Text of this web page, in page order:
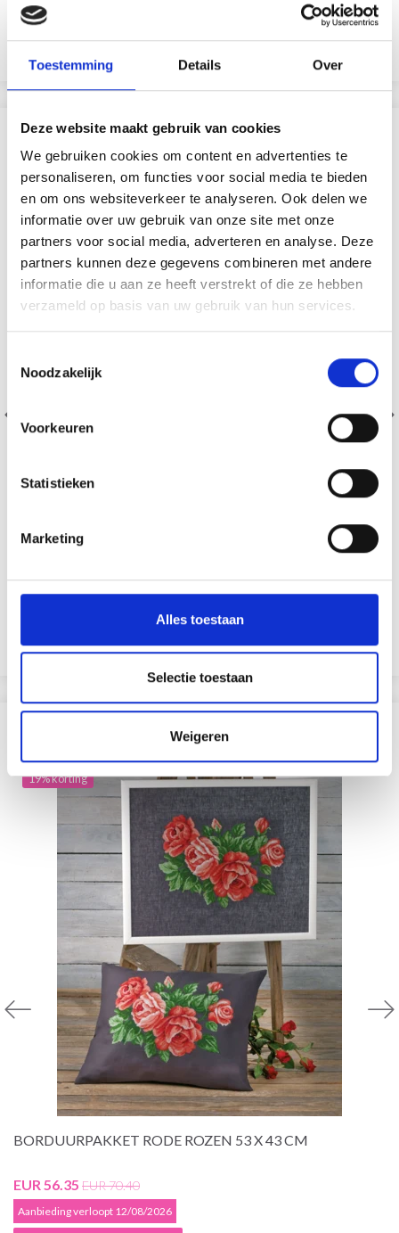
Toestemming Details Over
Deze website maakt gebruik van cookies
We gebruiken cookies om content en advertenties te
personaliseren, om functies voor social media te bieden
en om ons websiteverkeer te analyseren. Ook delen we
informatie over uw gebruik van onze site met onze
partners voor social media, adverteren en analyse. Deze
partners kunnen deze gegevens combineren met andere
informatie die u aan ze heeft verstrekt of die ze hebben
verzameld op basis van uw gebruik van hun services.
Noodzakelijk
Voorkeuren
Statistieken
Marketing
Alles toestaan
Selectie toestaan
Weigeren
Aanbieding verloopt 12/08/2026 Aanbieding verloopt 12/08/2026
VERGELIJKBAAR MET DIT
19% korting
BORDUURPAKKET RODE ROZEN 53 X 43 CM
EUR 70.40
Aanbieding verloopt 12/08/2026
Voeg toe aan winkelwagen
ANDEREN KOCHTEN OOK
19% korting
BORDUURPAKKET RODE ROZEN 53 X 43 CM
EUR 56.35 EUR 70.40
Aanbieding verloopt 12/08/2026